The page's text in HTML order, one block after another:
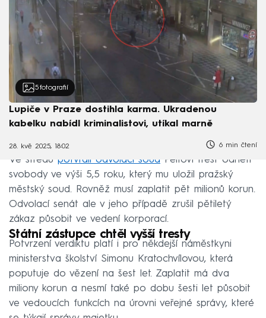
5 fotografií
Lupiče v Praze dostihla karma. Ukradenou
kabelku nabídl kriminalistovi, utíkal marně
28. kvě 2025, 18:02 6 min čtení
Ve středu potvrdil odvolací soud Peltovi trest odnětí
svobody ve výši 5,5 roku, který mu uložil pražský
městský soud. Rovněž musí zaplatit pět milionů korun.
Odvolací senát ale v jeho případě zrušil pětiletý
zákaz působit ve vedení korporací.
Státní zástupce chtěl vyšší tresty
Potvrzení verdiktu platí i pro někdejší náměstkyni
ministerstva školství Simonu Kratochvílovou, která
poputuje do vězení na šest let. Zaplatit má dva
miliony korun a nesmí také po dobu šesti let působit
ve vedoucích funkcích na úrovni veřejné správy, které